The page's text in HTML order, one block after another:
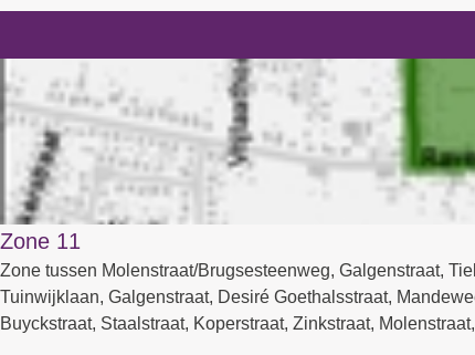
Zone 11
Zone tussen Molenstraat/Brugsesteenweg, Galgenstraat,
Tuinwijklaan, Galgenstraat, Desiré Goethalsstraat,
Buyckstraat, Staalstraat, Koperstraat, Zinkstraat,